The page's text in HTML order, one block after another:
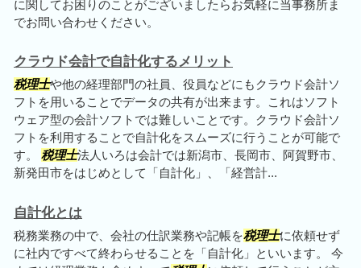
に関してお困りのことがございましたらお気軽に当事務所ま
でお問い合わせください。
クラウド会計で自計化するメリット
税理士や他の経理部門の社員、役員などにもクラウド会計ソ
フトを用いることでデータの共有が出来ます。これはソフト
ウェア型の会計ソフトでは難しいことです。クラウド会計ソ
フトを利用することで自計化をスムーズに行うことが可能で
す。 税理士法人いろは会計では新潟市、長岡市、阿賀野市、
新発田市をはじめとして「自計化」、「経営計...
自計化とは
税務業務の中で、会社の仕訳業務や記帳を税理士に依頼せず
に社内ですべて終わらせることを「自計化」といいます。 今